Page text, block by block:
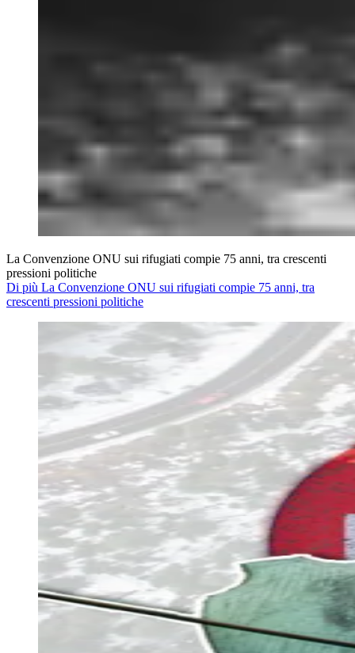
La Convenzione ONU sui rifugiati compie 75 anni, tra crescenti
pressioni politiche
Di più La Convenzione ONU sui rifugiati compie 75 anni, tra
crescenti pressioni politiche